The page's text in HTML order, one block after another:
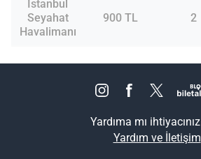
İstanbul
Seyahat
Havalimanı
900 TL 2
Yardıma mı
Yardım ve İletişim